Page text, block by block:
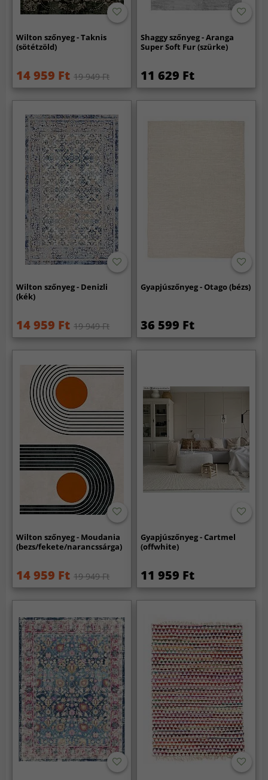
Wilton szőnyeg - Taknis
(sötétzöld)
14 959 Ft 19 949 Ft
Shaggy szőnyeg - Aranga
Super Soft Fur (szürke)
11 629 Ft
Wilton szőnyeg - Denizli
(kék)
14 959 Ft 19 949 Ft
Gyapjúszőnyeg - Otago (bézs)
36 599 Ft
Wilton szőnyeg - Moudania
(bezs/fekete/narancssárga)
14 959 Ft 19 949 Ft
Gyapjúszőnyeg - Cartmel
(offwhite)
11 959 Ft